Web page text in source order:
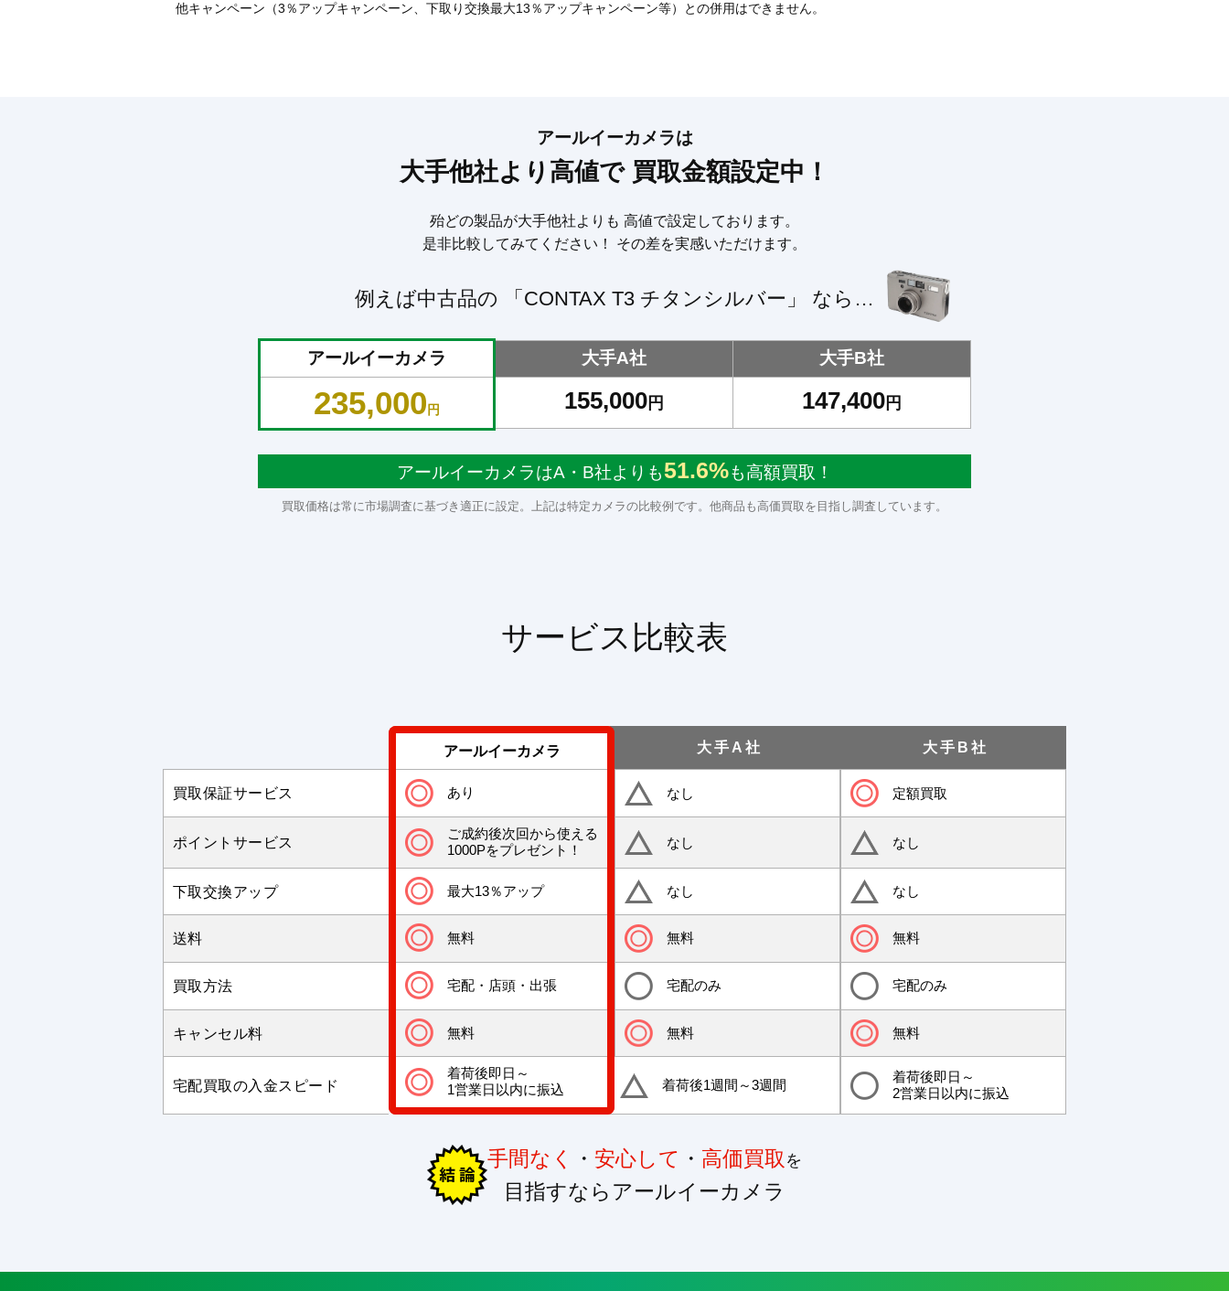
他キャンペーン（3％アップキャンペーン、下取り交換最大13％アップキャンペーン等）との併用はできません。
アールイーカメラは
大手他社より高値で 買取金額設定中！
殆どの製品が大手他社よりも 高値で設定しております。
是非比較してみてください！ その差を実感いただけます。
例えば中古品の 「CONTAX T3 チタンシルバー」 なら…
アールイーカメラ
235,000 円
大手A社
155,000円
大手B社
147,400円
アールイーカメラはA・B社よりも51.6%も高額買取！
買取価格は常に市場調査に基づき適正に設定。上記は特定カメラの比較例です。他商品も高価買取を目指し調査しています。
サービス比較表
アールイーカメラ 大手A社 大手B社
買取保証サービス あり なし 定額買取
ポイントサービス
ご成約後次回から使える
1000Pをプレゼント！
なし なし
下取交換アップ 最大13％アップ なし なし
送料 無料 無料 無料
買取方法 宅配・店頭・出張 宅配のみ 宅配のみ
キャンセル料 無料 無料 無料
宅配買取の入金スピード
着荷後即日～
1営業日以内に振込
着荷後1週間～3週間
着荷後即日～
2営業日以内に振込
手間なく ・ 安心して ・ 高価買取 を
目指すならアールイーカメラ